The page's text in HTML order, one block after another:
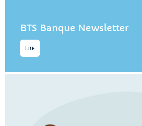
BTS Banque Newsletter
Lire